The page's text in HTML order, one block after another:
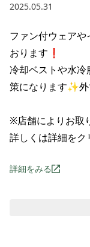
2025.05.31
ファン付ウェア
おります❗
冷却ベストや水
策になります✨
※店舗によりお取
詳しくは詳細を
詳細をみる